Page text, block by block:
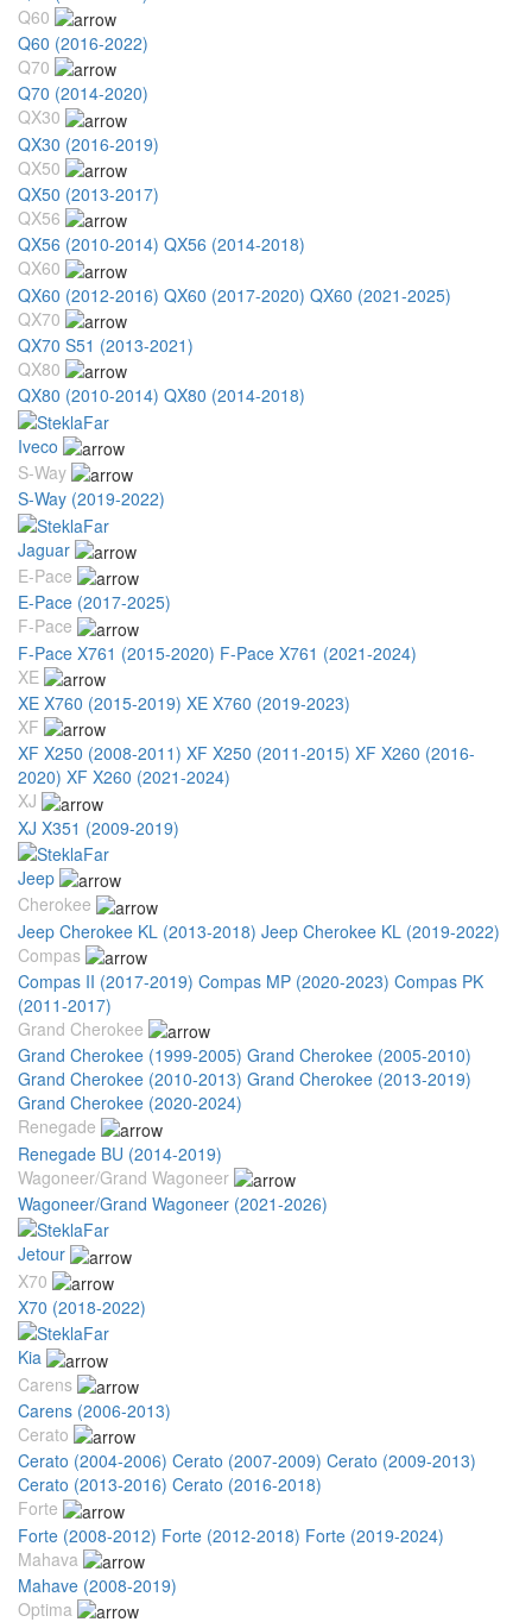
Q60
Q60 (2016-2022)
Q70
Q70 (2014-2020)
QX30
QX30 (2016-2019)
QX50
QX50 (2013-2017)
QX56
QX56 (2010-2014) QX56 (2014-2018)
QX60
QX60 (2012-2016) QX60 (2017-2020) QX60 (2021-2025)
QX70
QX70 S51 (2013-2021)
QX80
QX80 (2010-2014) QX80 (2014-2018)
Iveco
S-Way
S-Way (2019-2022)
Jaguar
E-Pace
E-Pace (2017-2025)
F-Pace
F-Pace X761 (2015-2020) F-Pace X761 (2021-2024)
XE
XE X760 (2015-2019) XE X760 (2019-2023)
XF
XF X250 (2008-2011) XF X250 (2011-2015) XF X260 (2016-
2020) XF X260 (2021-2024)
XJ
XJ X351 (2009-2019)
Jeep
Cherokee
Jeep Cherokee KL (2013-2018) Jeep Cherokee KL (2019-2022)
Compas
Compas II (2017-2019) Compas MP (2020-2023) Compas PK
(2011-2017)
Grand Cherokee
Grand Cherokee (1999-2005) Grand Cherokee (2005-2010)
Grand Cherokee (2010-2013) Grand Cherokee (2013-2019)
Grand Cherokee (2020-2024)
Renegade
Renegade BU (2014-2019)
Wagoneer/Grand Wagoneer
Wagoneer/Grand Wagoneer (2021-2026)
Jetour
X70
X70 (2018-2022)
Kia
Carens
Carens (2006-2013)
Cerato
Cerato (2004-2006) Cerato (2007-2009) Cerato (2009-2013)
Cerato (2013-2016) Cerato (2016-2018)
Forte
Forte (2008-2012) Forte (2012-2018) Forte (2019-2024)
Mahava
Mahave (2008-2019)
Optima